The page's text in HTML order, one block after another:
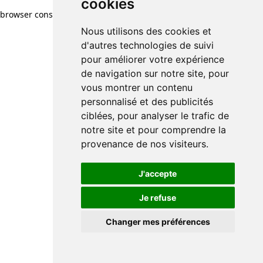
cookies
Nous utilisons des cookies et
d'autres technologies de suivi
pour améliorer votre expérience
de navigation sur notre site, pour
vous montrer un contenu
personnalisé et des publicités
ciblées, pour analyser le trafic de
notre site et pour comprendre la
provenance de nos visiteurs.
J'accepte
Je refuse
Changer mes préférences
browser console for more information)